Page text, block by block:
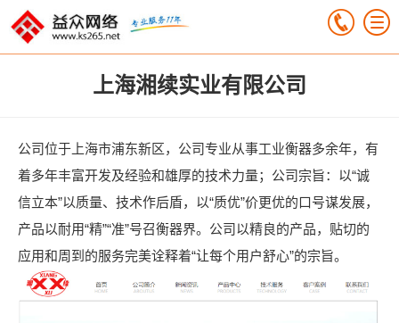
上海湘续实业有限公司
公司位于上海市浦东新区，公司专业从事工业衡器多余年，有
着多年丰富开发及经验和雄厚的技术力量；公司宗旨：以“诚
信立本”以质量、技术作后盾，以“质优”价更优的口号谋发展，
产品以耐用“精”“准”号召衡器界。公司以精良的产品，贴切的
应用和周到的服务完美诠释着“让每个用户舒心”的宗旨。